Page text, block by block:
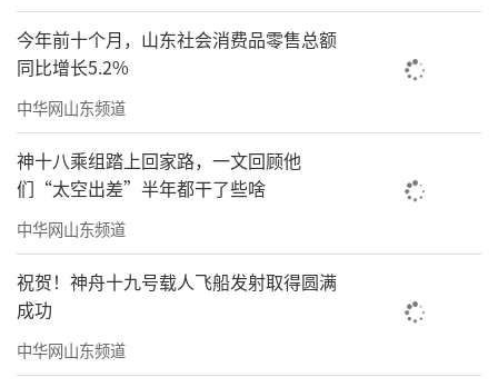
今年前十个月，山东社会消费品零售总额
同比增长5.2%
中华网山东频道
神十八乘组踏上回家路，一文回顾他
们“太空出差”半年都干了些啥
中华网山东频道
祝贺！神舟十九号载人飞船发射取得圆满
成功
中华网山东频道